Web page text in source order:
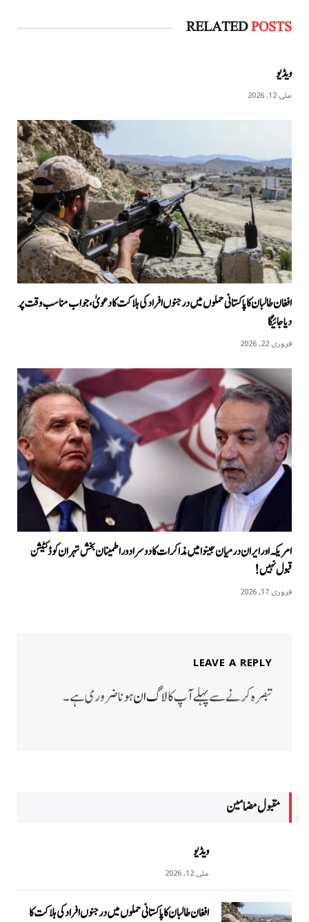
RELATEDPOSTS
ویڈیو
مئی 12, 2026
افغان طالبان کا پاکستانی حملوں میں درجنوں افراد کی ہلاکت کا دعویٰ، جواب مناسب وقت پر
دیا جائیگا
فروری 22, 2026
امریکہ اور ایران درمیان جینوا میں مذاکرات کا دوسرا دور اطمینان بخش تہران کو ڈکٹیشن
قبول نہیں!
فروری 17, 2026
LEAVE A REPLY
تبصرہ کرنے سے پہلے آپ کالاگ انہونا ضروری ہے۔
مقبول مضامين
ویڈیو
مئی 12, 2026
افغان طالبان کا پاکستانی حملوں میں درجنوں افراد کی ہلاکت کا